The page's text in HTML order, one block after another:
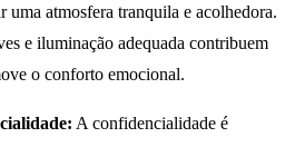
uma atmosfera tranquila e acolhedora.
e iluminação adequada contribuem
o conforto emocional.
A confidencialidade é